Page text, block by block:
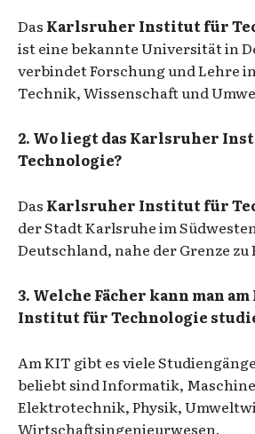
Das Karlsruher Institut für
ist eine bekannte Universität in
verbindet Forschung und Lehre
Technik, Wissenschaft und
2. Wo liegt das Karlsruher
Technologie?
Das Karlsruher Institut für
der Stadt Karlsruhe im
Deutschland, nahe der Grenze
3. Welche Fächer kann man
Institut für Technologie
Am KIT gibt es viele
beliebt sind Informatik,
Elektrotechnik, Physik,
Wirtschaftsingenieurwesen.